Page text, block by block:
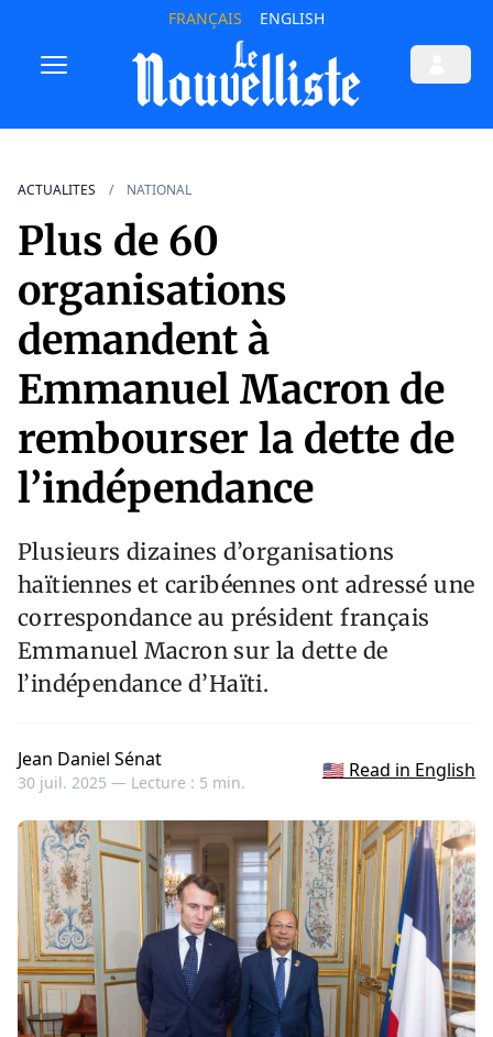
FRANÇAIS ENGLISH
ACTUALITES NATIONAL
Plus de 60
organisations
demandent à
Emmanuel Macron de
rembourser la dette de
l’indépendance
Plusieurs dizaines d’organisations
haïtiennes et caribéennes ont adressé une
correspondance au président français
Emmanuel Macron sur la dette de
l’indépendance d’Haïti.
Jean Daniel Sénat
30 juil. 2025 — Lecture : 5 min.
🇺🇸 Read in English